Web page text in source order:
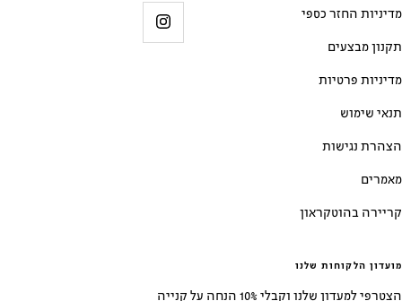
מדיניות החזר כספי
תקנון מבצעים
מדיניות פרטיות
תנאי שימוש
הצהרת נגישות
מאמרים
קריירה בהוטקראון
מועדון הלקוחות שלנו
הצטרפי למעדון שלנו וקבלי 10% הנחה על קנייה